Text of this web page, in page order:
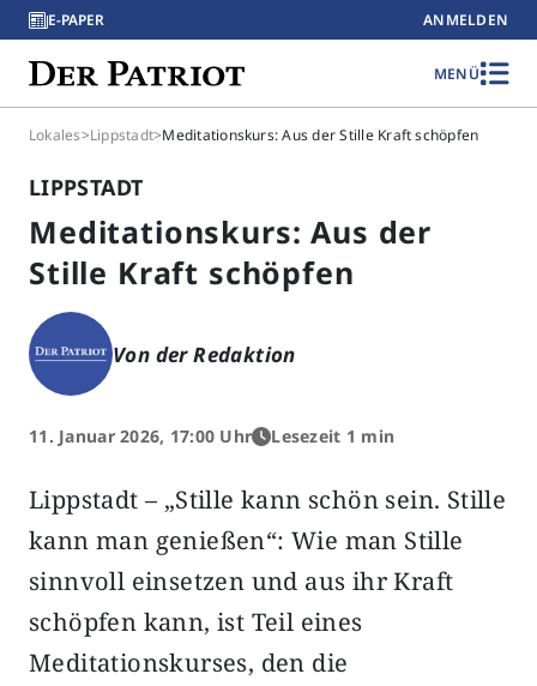
E-PAPER ANMELDEN
MENÜ
Lokales>Lippstadt>Meditationskurs: Aus der Stille Kraft schöpfen
LIPPSTADT
Meditationskurs: Aus der
Stille Kraft schöpfen
Von der Redaktion
11. Januar 2026, 17:00 Uhr Lesezeit 1 min
Lippstadt – „Stille kann schön sein. Stille
kann man genießen“: Wie man Stille
sinnvoll einsetzen und aus ihr Kraft
schöpfen kann, ist Teil eines
Meditationskurses, den die